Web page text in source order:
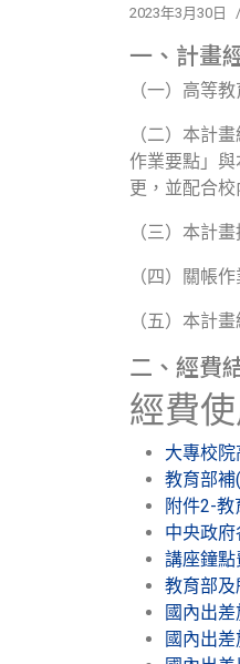
2023年3月30日
一、計畫
（一）高等
（二）本計
作業要點」
更，並配合
（三）本計
（四）關帳
（五）本計
二、經費
經費
大專校院
教育部補
附件2-教
中央政府
講座鐘點
教育部及
國內出差
國內出